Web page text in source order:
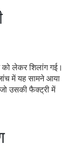
लेकर शिलांग गई।
में यह सामने आया
उसकी फैक्ट्री में